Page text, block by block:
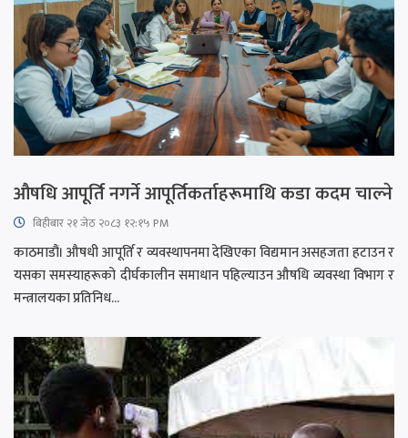
औषधि आपूर्ति नगर्ने आपूर्तिकर्ताहरूमाथि कडा कदम चाल्ने
बिहीबार २१ जेठ २०८३ १२:१५ PM
काठमाडौं। औषधी आपूर्ति र व्यवस्थापनमा देखिएका विद्यमान असहजता हटाउन र
यसका समस्याहरूको दीर्घकालीन समाधान पहिल्याउन औषधि व्यवस्था विभाग र
मन्त्रालयका प्रतिनिध...